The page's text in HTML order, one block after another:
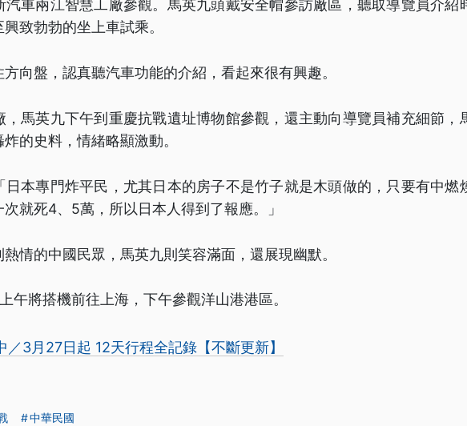
汽車兩江智慧工廠參觀。馬英九頭戴安全帽參訪廠區，聽取導覽員介紹
致勃勃的坐上車試乘。
向盤，認真聽汽車功能的介紹，看起來很有興趣。
，馬英九下午到重慶抗戰遺址博物館參觀，還主動向導覽員補充細節，
的史料，情緒略顯激動。
日本專門炸平民，尤其日本的房子不是竹子就是木頭做的，只要有中燃
就死4、5萬，所以日本人得到了報應。」
情的中國民眾，馬英九則笑容滿面，還展現幽默。
午將搭機前往上海，下午參觀洋山港港區。
／3月27日起 12天行程全記錄【不斷更新】
中華民國